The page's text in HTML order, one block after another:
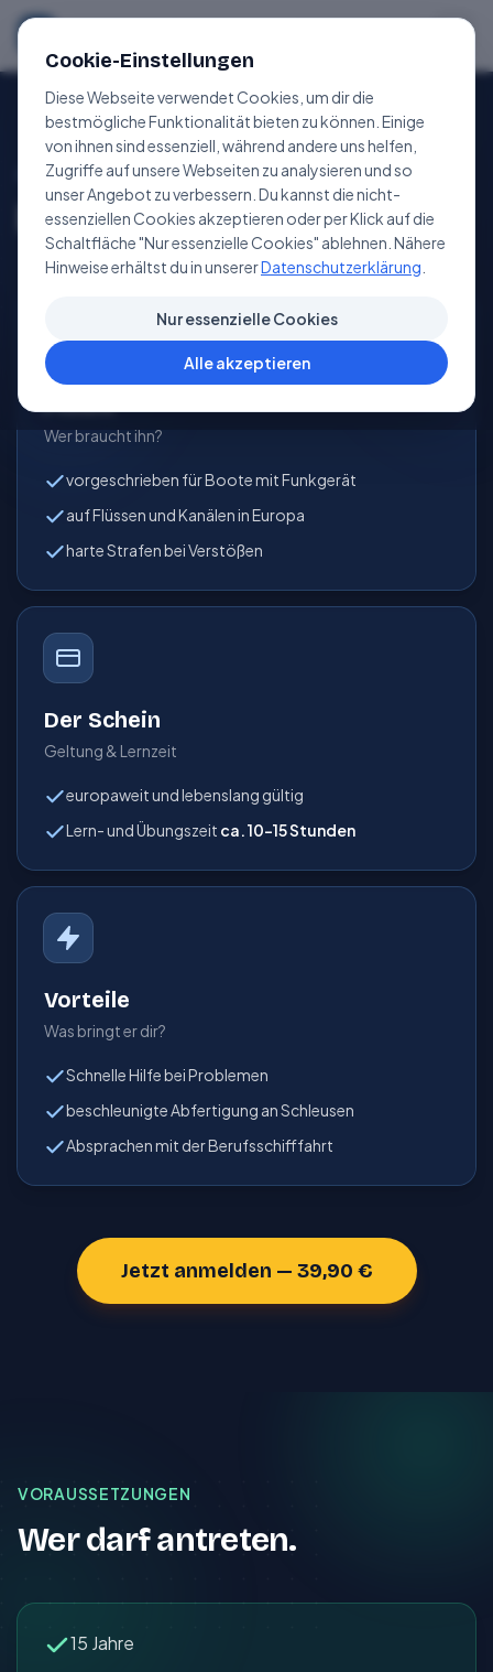
ALLGEMEIN
Funkschein UBI.
Pflicht
Wer braucht ihn?
vorgeschrieben für Boote mit Funkgerät
auf Flüssen und Ka­nä­len in Europa
harte Strafen bei Ver­stößen
Der Schein
Geltung & Lernzeit
europaweit und lebens­lang gültig
Lern- und Übungszeit ca. 10–15 Stunden
Vorteile
Was bringt er dir?
Schnelle Hilfe bei Pro­blemen
beschleunigte Ab­fer­ti­gung an Schleusen
Absprachen mit der Berufsschifffahrt
Jetzt anmelden — 39,90 €
VORAUSSETZUNGEN
Wer darf antreten.
15 Jahre
Cookie-Einstellungen
Diese Webseite verwendet Cookies, um dir die
bestmögliche Funktionalität bieten zu können. Einige
von ihnen sind essenziell, während andere uns helfen,
Zugriffe auf unsere Webseiten zu analysieren und so
unser Angebot zu verbessern. Du kannst die nicht-
essenziellen Cookies akzeptieren oder per Klick auf die
Schaltfläche "Nur essenzielle Cookies" ablehnen. Nähere
Hinweise erhältst du in unsererDatenschutzerklärung
Nur essenzielle Cookies
Alle akzeptieren